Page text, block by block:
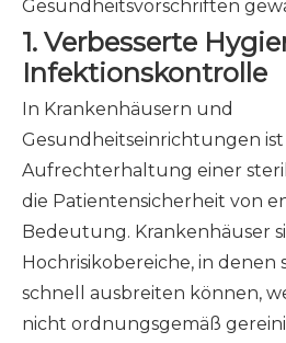
Gesundheitsvorschriften
1. Verbesserte
Infektionskontrolle
In Krankenhäusern und
Gesundheitseinrichtungen ist
Aufrechterhaltung einer
die Patientensicherheit von
Bedeutung. Krankenhäuser
Hochrisikobereiche, in denen
schnell ausbreiten können,
nicht ordnungsgemäß